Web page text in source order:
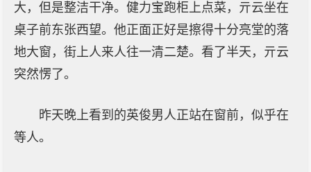
大，但是整洁干净。健力宝跑柜上点菜，亓云坐在
桌子前东张西望。他正面正好是擦得十分亮堂的落
地大窗，街上人来人往一清二楚。看了半天，亓云
突然愣了。
昨天晚上看到的英俊男人正站在窗前，似乎在
等人。